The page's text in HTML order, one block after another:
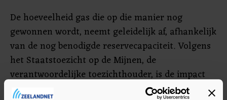
De hoeveelheid gas die op die manier nog
gewonnen wordt, neemt geleidelijk af, afhankelijk
van de nog benodigde reservecapaciteit. Volgens
het Staatstoezicht op de Mijnen, de
verantwoordelijke toezichthouder, is de impact
op het aardbevingsrisico in alle scenario's "zeer